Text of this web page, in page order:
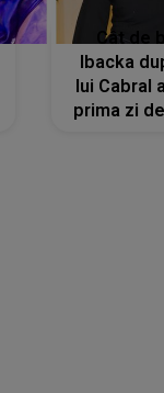
Cât de
Ibacka
lui Cabral
prima zi